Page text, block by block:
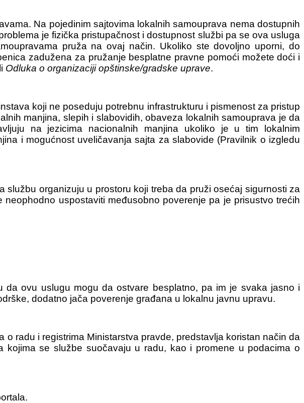
Na pojedinim sajtovima lokalnih samouprava nema dostupnih
je fizička pristupačnost i dostupnost službi pa se ova usluga
pruža na ovaj način. Ukoliko ste dovoljno uporni, do
zadužena za pružanje besplatne pravne pomoći možete doći i
Odluka o organizaciji opštinske/gradske uprave.
koji ne poseduju potrebnu infrastrukturu i pismenost za pristup
manjina, slepih i slabovidih, obaveza lokalnih samouprava je da
na jezicima nacionalnih manjina ukoliko je u tim lokalnim
i mogućnost uveličavanja sajta za slabovide (Pravilnik o izgledu
organizuju u prostoru koji treba da pruži osećaj sigurnosti za
uspostaviti međusobno poverenje pa je prisustvo trećih
ovu uslugu mogu da ostvare besplatno, pa im je svaka jasno i
dodatno jača poverenje građana u lokalnu javnu upravu.
radu i registrima Ministarstva pravde, predstavlja koristan način da
se službe suočavaju u radu, kao i promene u podacima o